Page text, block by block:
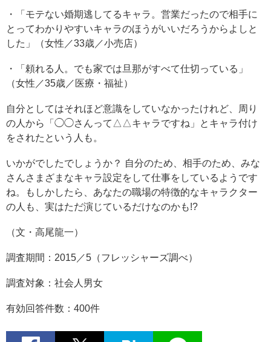
・「モテない婚期逃してるキャラ。営業だったので相手に
とってわかりやすいキャラのほうがいいだろうからよしと
した」（女性／33歳／小売店）
・「頼れる人。でも家では旦那がすべて仕切っている」
（女性／35歳／医療・福祉）
自分としてはそれほど意識をしていなかったけれど、周り
の人から「◯◯さんって△△キャラですね」とキャラ付け
をされたという人も。
いかがでしたでしょうか？ 自分のため、相手のため、みな
さんさまざまなキャラ設定をして仕事をしているようです
ね。もしかしたら、あなたの職場の特徴的なキャラクター
の人も、実はただ演じているだけなのかも!?
（文・高尾龍一）
調査期間：2015／5（フレッシャーズ調べ）
調査対象：社会人男女
有効回答件数：400件